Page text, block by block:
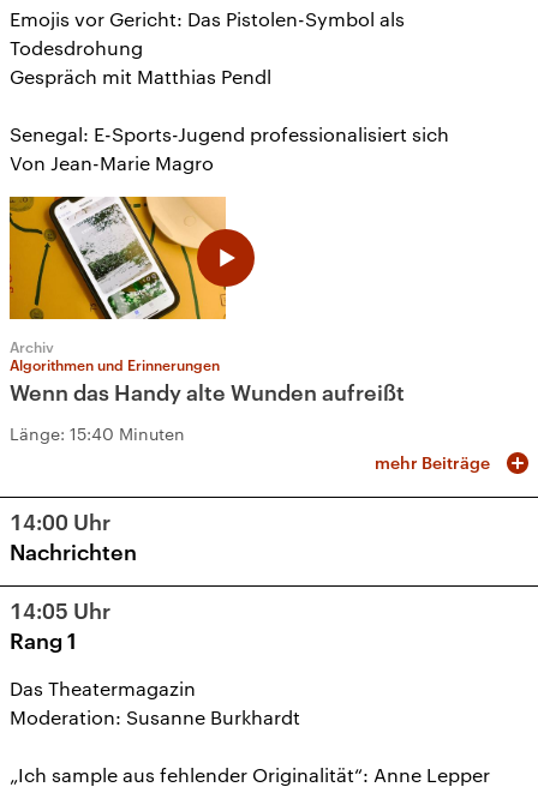
Emojis vor Gericht: Das Pistolen-Symbol als
Todesdrohung
Gespräch mit Matthias Pendl
Senegal: E-Sports-Jugend professionalisiert sich
Von Jean-Marie Magro
Archiv
Algorithmen und Erinnerungen
Wenn das Handy alte Wunden aufreißt
Länge: 15:40 Minuten
mehr Beiträge
14:00 Uhr
Nachrichten
14:05 Uhr
Rang 1
Das Theatermagazin
Moderation: Susanne Burkhardt
„Ich sample aus fehlender Originalität“: Anne Lepper